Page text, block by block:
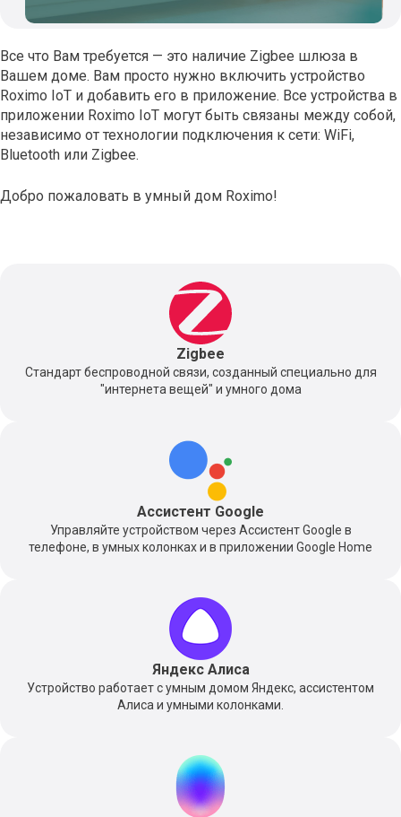
Все что Вам требуется — это наличие Zigbee шлюза в
Вашем доме. Вам просто нужно включить устройство
Roximo IoT и добавить его в приложение. Все устройства в
приложении Roximo IoT могут быть связаны между собой,
независимо от технологии подключения к сети: WiFi,
Bluetooth или Zigbee.
Добро пожаловать в умный дом Roximo!
Zigbee
Стандарт беспроводной связи, созданный специально для
"интернета вещей" и умного дома
Ассистент Google
Управляйте устройством через Ассистент Google в
телефоне, в умных колонках и в приложении Google Home
Яндекс Алиса
Устройство работает с умным домом Яндекс, ассистентом
Алиса и умными колонками.